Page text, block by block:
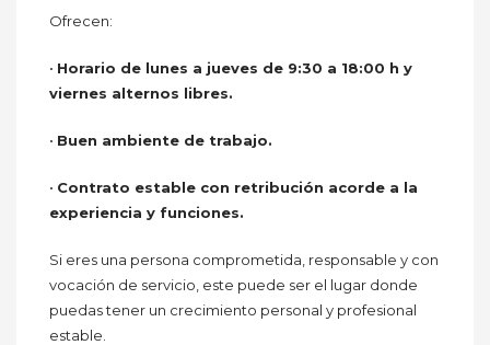
Ofrecen:
• Horario de lunes a jueves de 9:30 a 18:00 h y
viernes alternos libres.
• Buen ambiente de trabajo.
• Contrato estable con retribución acorde a la
experiencia y funciones.
Si eres una persona comprometida, responsable y con
vocación de servicio, este puede ser el lugar donde
puedas tener un crecimiento personal y profesional
estable.